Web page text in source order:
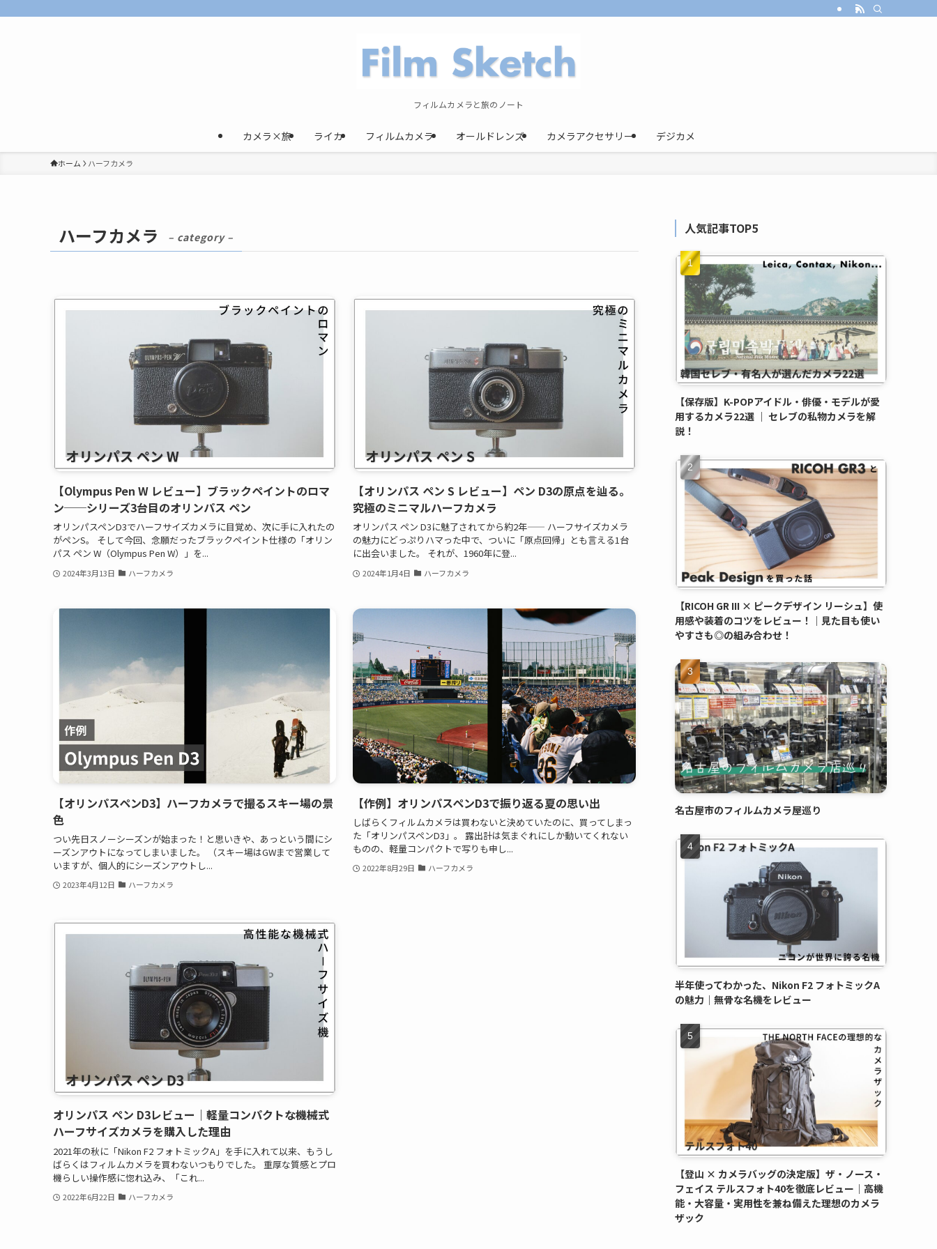
フィルムカメラと旅のノート
カメラ×旅 ライカ フィルムカメラ オールドレンズ カメラアクセサリー デジカメ
ホーム ハーフカメラ
ハーフカメラ – category –
【Olympus Pen W レビュー】ブラックペイントのロマ
ン──シリーズ3台目のオリンパス ペン
オリンパスペンD3でハーフサイズカメラに目覚め、次に手に入れたの
がペンS。 そして今回、念願だったブラックペイント仕様の「オリン
パス ペン W（Olympus Pen W）」を...
2024年3月13日 ハーフカメラ
【オリンパス ペン S レビュー】ペン D3の原点を辿る。
究極のミニマルハーフカメラ
オリンパス ペン D3に魅了されてから約2年—— ハーフサイズカメラ
の魅力にどっぷりハマった中で、ついに「原点回帰」とも言える1台
に出会いました。 それが、1960年に登...
2024年1月4日 ハーフカメラ
【オリンパスペンD3】ハーフカメラで撮るスキー場の景
色
つい先日スノーシーズンが始まった！と思いきや、あっという間にシ
ーズンアウトになってしまいました。 （スキー場はGWまで営業して
いますが、個人的にシーズンアウトし...
2023年4月12日 ハーフカメラ
【作例】オリンパスペンD3で振り返る夏の思い出
しばらくフィルムカメラは買わないと決めていたのに、買ってしまっ
た「オリンパスペンD3」。 露出計は気まぐれにしか動いてくれない
ものの、軽量コンパクトで写りも申し...
2022年8月29日 ハーフカメラ
オリンパス ペン D3レビュー｜軽量コンパクトな機械式
ハーフサイズカメラを購入した理由
2021年の秋に「Nikon F2 フォトミックA」を手に入れて以来、もうし
ばらくはフィルムカメラを買わないつもりでした。 重厚な質感とプロ
機らしい操作感に惚れ込み、「これ...
2022年6月22日 ハーフカメラ
人気記事TOP5
【保存版】K-POPアイドル・俳優・モデルが愛
用するカメラ22選 ｜ セレブの私物カメラを解
説！
【RICOH GR III × ピークデザイン リーシュ】使
用感や装着のコツをレビュー！｜見た目も使い
やすさも◎の組み合わせ！
名古屋市のフィルムカメラ屋巡り
半年使ってわかった、Nikon F2 フォトミックA
の魅力｜無骨な名機をレビュー
【登山 × カメラバッグの決定版】ザ・ノース・
フェイス テルスフォト40を徹底レビュー｜高機
能・大容量・実用性を兼ね備えた理想のカメラ
ザック